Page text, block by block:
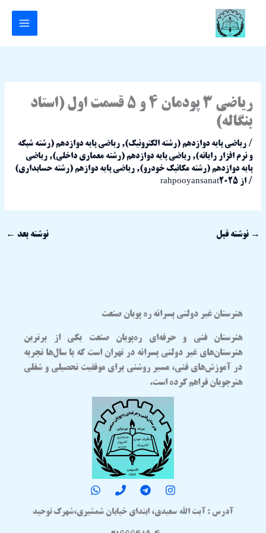
ریاضی 3 پودمان 4 و 5 قسمت اول (استاد
بنگاله)
/ریاضی پایه دوازدهم (رشته الکترونیک),ریاضی پایه دوازدهم (رشته شبکه
و نرم افزار رایانه),ریاضی پایه دوازدهم (رشته معماری داخلی),ریاضی
پایه دوازدهم (رشته مکانیک خودرو),ریاضی پایه دوازهم (رشته حسابداری)
/ از rahpooyansanat2025
→ نوشته قبل نوشته بعد ←
هنرستان غیر دولتی پسرانه ره پویان صنعت
هنرستان فنی و حرفه‌ای ره‌پویان صنعت یکی از برترین
هنرستان‌های غیر دولتی پسرانه در تهران است که با سال‌ها تجربه
در آموزش‌های فنی، مسیر روشنی برای موفقیت تحصیلی و شغلی
هنرجویان فراهم کرده است.
آدرس : آیت الله سعیدی، ابتدای خیابان شمشیری،شهرک توحید